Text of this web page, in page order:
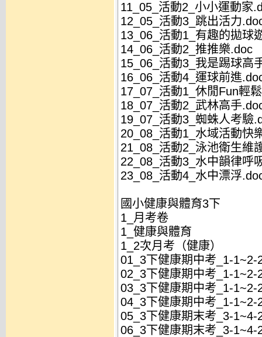
11_05_活動2_小小運動家
12_05_活動3_跳出活力
13_06_活動1_有趣的拋球
14_06_活動2_推推樂.doc
15_06_活動3_我是踢球高
16_06_活動4_運球前進
17_07_活動1_休閒Fun輕
18_07_活動2_武林高手
19_07_活動3_蜘蛛人考驗
20_08_活動1_水域活動快
21_08_活動2_泳池衛生維
22_08_活動3_水中韻律呼
23_08_活動4_水中漂浮
國小健康與體育3下
1_月考卷
1_健康與體育
1_2次月考（健康）
01_3下健康期中考_1-
02_3下健康期中考_1-
03_3下健康期中考_1-
04_3下健康期中考_1-
05_3下健康期末考_3-
06_3下健康期末考_3-